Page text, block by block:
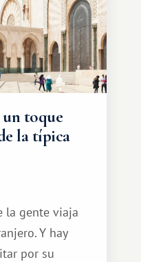
toque
la típica
la gente viaja
Y hay
por su